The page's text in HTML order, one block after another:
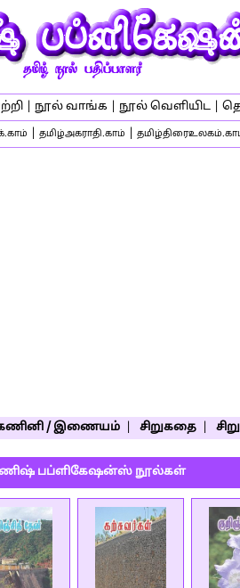
நூல் வாங்க நூல் வெளியிட
தமிழ்அகராதி.காம்
/ இணையம் சிறுகதை
பப்ளிகேஷன்ஸ் நூல்கள்